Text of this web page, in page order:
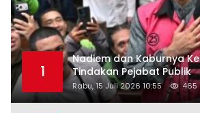
1
Nadiem dan Kaburnya
Tindakan Pejabat Publik
Rabu, 15 Juli 2026 10:55 465